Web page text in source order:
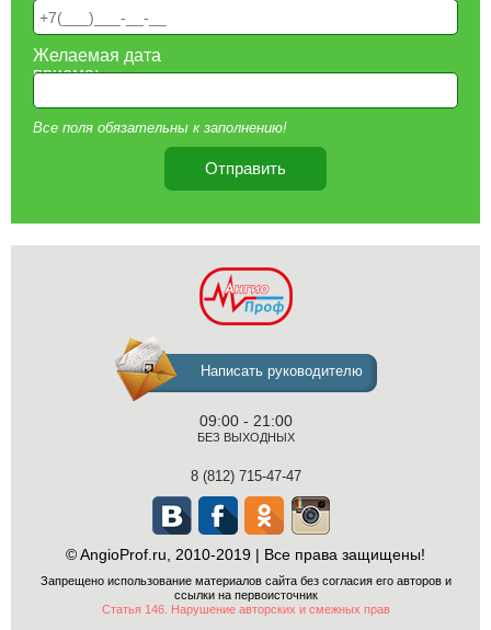
Желаемая дата
приема:
Все поля обязательны к заполнению!
Отправить
флебологии
Написать руководителю
09:00 - 21:00
БЕЗ ВЫХОДНЫХ
8 (812) 715-47-47
ВконтактеFacebookОдноклассники
Instagram
© AngioProf.ru, 2010-2019 | Все права защищены!
Запрещено использование материалов сайта без согласия его авторов и
ссылки на первоисточник
Статья 146. Нарушение авторских и смежных прав